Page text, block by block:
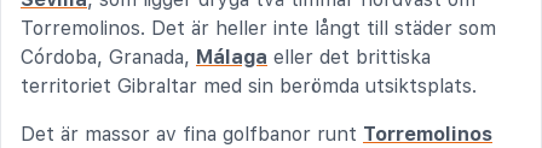
Torremolinos. Det är heller inte långt till städer som
Córdoba, Granada, Málaga eller det brittiska
territoriet Gibraltar med sin berömda utsiktsplats.
Det är massor av fina golfbanor runt Torremolinos